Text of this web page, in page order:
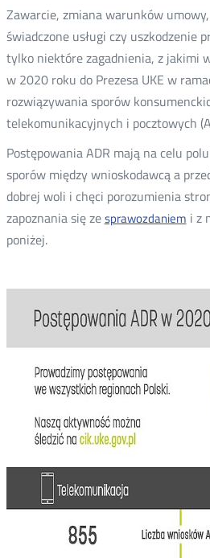
Twitter
FacebookLinkedin
e-
mail
Zawarcie, zmiana warunków
świadczone usługi czy uszkodzenie
tylko niektóre zagadnienia, z jakimi
w 2020 roku do Prezesa UKE w
rozwiązywania sporów
telekomunikacyjnych i pocztowych
Postępowania ADR mają na celu
sporów między wnioskodawcą a
dobrej woli i chęci porozumienia
zapoznania się zesprawozdaniem i z
poniżej.